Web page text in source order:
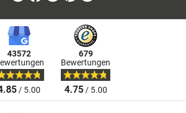
43572
/ 5.00
679
Bewertungen
4.75/ 5.00